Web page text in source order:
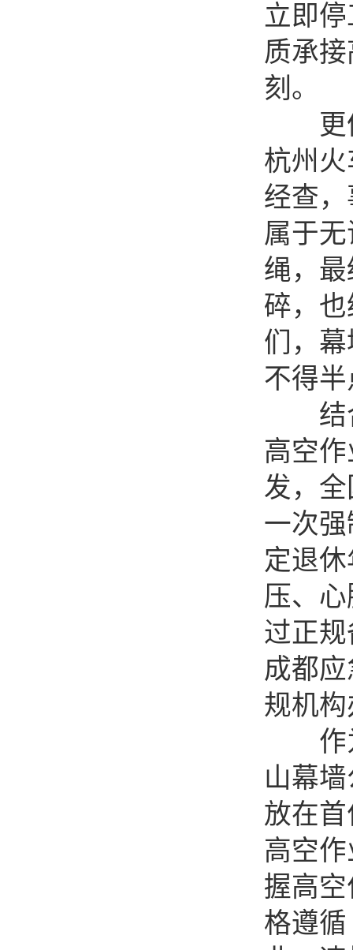
立即
质承
刻。
更值
杭州
经查
属于
绳，
碎，
们，
不得
结合
高空
发，
一次
定退
压、
过正
成都
规机
作为
山幕
放在
高空
握高
格遵